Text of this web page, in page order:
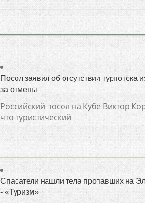
Посол заявил об отсутствии турпотока
за отмены
Российский посол на Кубе Виктор
что туристический
Спасатели нашли тела пропавших на
- «Туризм»